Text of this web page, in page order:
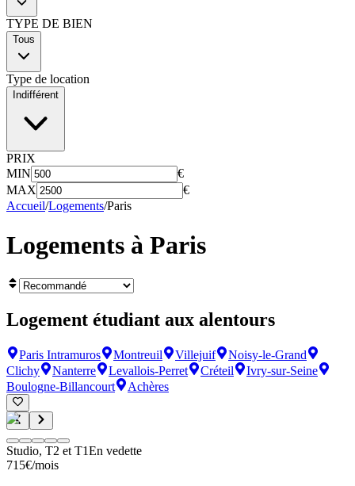
TYPE DE BIEN
Tous
Type de location
Indifférent
PRIX
MIN
€
MAX
€
Accueil/Logements/Paris
Logements à Paris
Logement étudiant aux alentours
Paris Intramuros Montreuil Villejuif
Noisy-le-Grand
Clichy
Nanterre Levallois-Perret Créteil
Ivry-sur-Seine
Boulogne-Billancourt
Achères
Studio, T2 et T1En vedette
715€/mois